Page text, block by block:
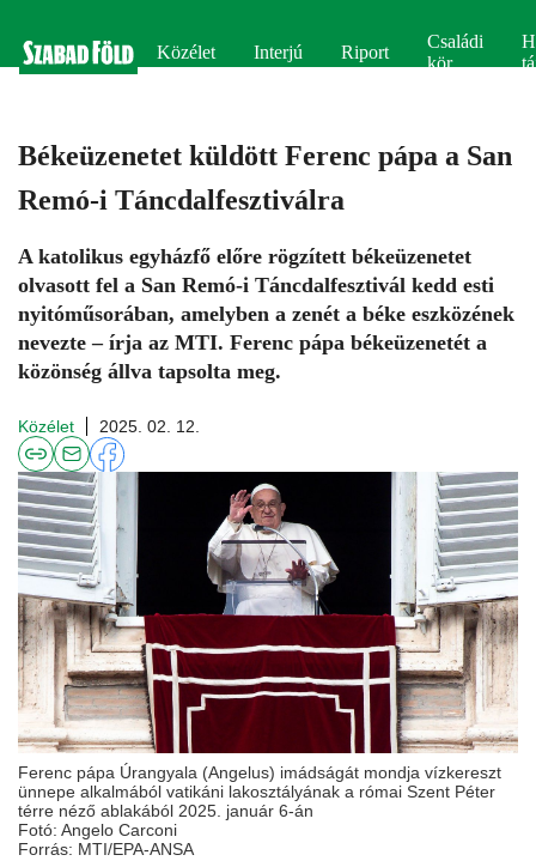
Közélet Interjú Riport
Családi
kör
Békeüzenetet küldött Ferenc pápa a San
Remó-i Táncdalfesztiválra
A katolikus egyházfő előre rögzített békeüzenetet
olvasott fel a San Remó-i Táncdalfesztivál kedd esti
nyitóműsorában, amelyben a zenét a béke eszközének
nevezte – írja az MTI. Ferenc pápa békeüzenetét a
közönség állva tapsolta meg.
Közélet 2025. 02. 12.
Ferenc pápa Úrangyala (Angelus) imádságát mondja vízkereszt
ünnepe alkalmából vatikáni lakosztályának a római Szent Péter
térre néző ablakából 2025. január 6-án
Fotó: Angelo Carconi
Forrás: MTI/EPA-ANSA